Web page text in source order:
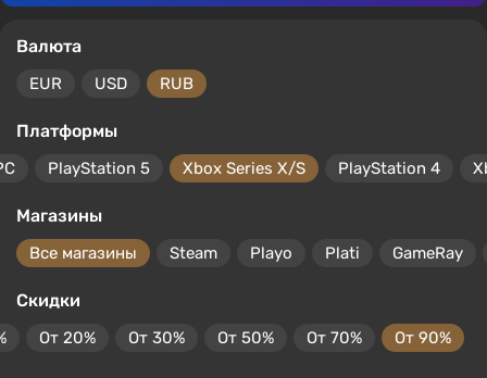
Валюта
EUR USD RUB
Платформы
PlayStation 5 Xbox Series X/S PlayStation 4
Магазины
Все магазины Steam Playo Plati GameRay
Скидки
От 20% От 30% От 50% От 70% От 90%